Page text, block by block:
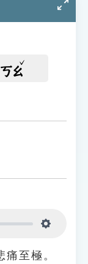
ㄎㄠ
至極。